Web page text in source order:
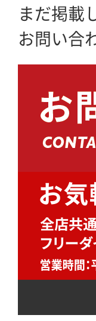
まだ掲載
お問い合